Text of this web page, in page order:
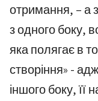
отримання, – а
з одного боку,
яка полягає в
створіння» -
іншого боку, її